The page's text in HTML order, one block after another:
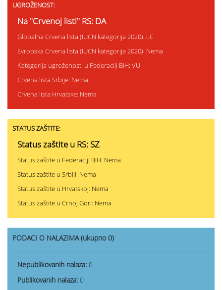
UGROŽENOST:
Na "Crvenoj listi" RS: DA
Globalna Crvena lista (IUCN kategorija 2020): LC
Evropska Crvena lista (IUCN kategorija 2020): Nema
Kategorija ugroženosti u Federaciji BiH: VU
Crvena lista Srbije: Nema
Crvena lista Hrvatske: Nema
STATUS ZAŠTITE:
Status zaštite u RS: SZ
Status zaštite u Federaciji BiH: Nema
Status zaštite u Srbiji: Nema
Status zaštite u Hrvatskoj: Nema
Status zaštite u Crnoj Gori: Nema
PODACI O NALAZIMA (ukupno 0)
Nepublikovanih nalaza: 0
Publikovanih nalaza: 0